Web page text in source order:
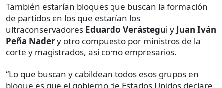
También estarían bloques que buscan la formación
de partidos en los que estarían los
ultraconservadores Eduardo Verástegui y Juan Iván
Peña Nadery otro compuesto por ministros de la
corte y magistrados, así como empresarios.
“Lo que buscan y cabildean todos esos grupos en
bloque es que el gobierno de Estados Unidos declare